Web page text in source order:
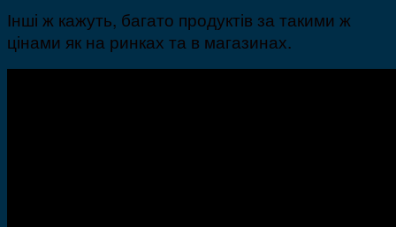
Інші ж кажуть, багато продуктів за такими ж
цінами як на ринках та в магазинах.